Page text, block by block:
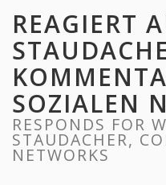
REAGIERT
SOZIALEN
RESPONDS FOR
STAUDACHER,
NETWORKS